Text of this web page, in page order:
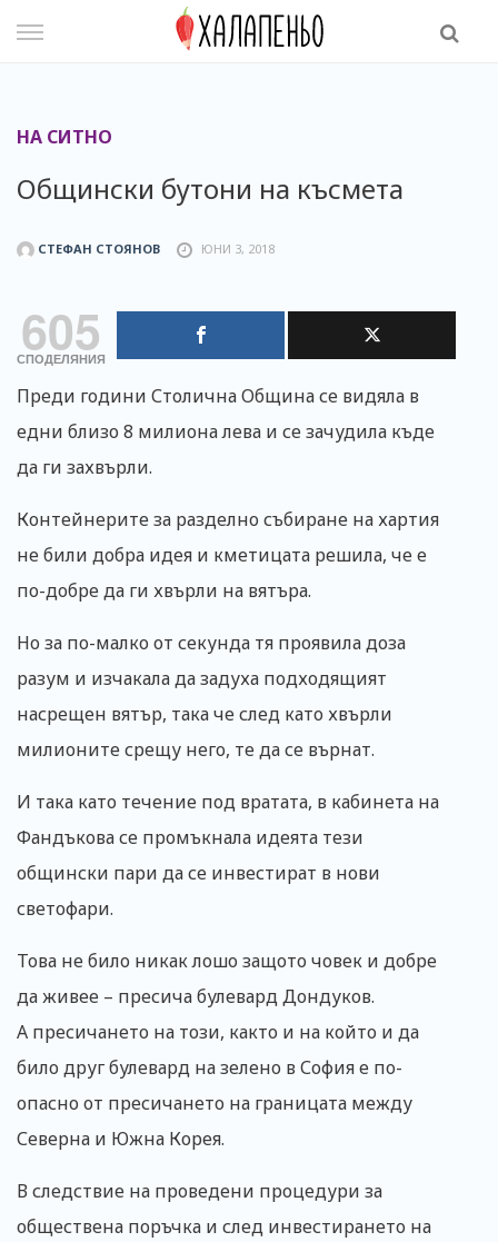
НА СИТНО
Общински бутони на късмета
СТЕФАН СТОЯНОВ ЮНИ 3, 2018
605
СПОДЕЛЯНИЯ
Преди години Столична Община се видяла в
едни близо 8 милиона лева и се зачудила къде
да ги захвърли.
Контейнерите за разделно събиране на хартия
не били добра идея и кметицата решила, че е
по-добре да ги хвърли на вятъра.
Но за по-малко от секунда тя проявила доза
разум и изчакала да задуха подходящият
насрещен вятър, така че след като хвърли
милионите срещу него, те да се върнат.
И така като течение под вратата, в кабинета на
Фандъкова се промъкнала идеята тези
общински пари да се инвестират в нови
светофари.
Това не било никак лошо защото човек и добре
да живее – пресича булевард Дондуков.
А пресичането на този, както и на който и да
било друг булевард на зелено в София е по-
опасно от пресичането на границата между
Северна и Южна Корея.
В следствие на проведени процедури за
обществена поръчка и след инвестирането на